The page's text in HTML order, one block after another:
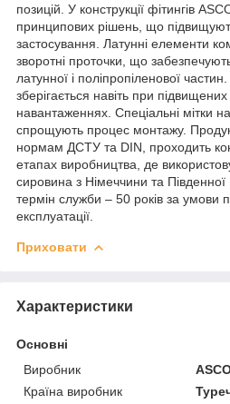
позицій. У конструкції фітингів
принципових рішень, що підвищують
застосування. Латунні елементи
зворотні проточки, що
латунної і поліпропіленової
зберігається навіть при
навантаженнях. Спеціальні мітки
спрощують процес монтажу.
нормам ДСТУ та DIN, проходить
етапах виробництва, де
сировина з Німеччини та
термін служби – 50 років за умови
експлуатації.
Приховати
Характеристики
Основні
Виробник
Країна виробник